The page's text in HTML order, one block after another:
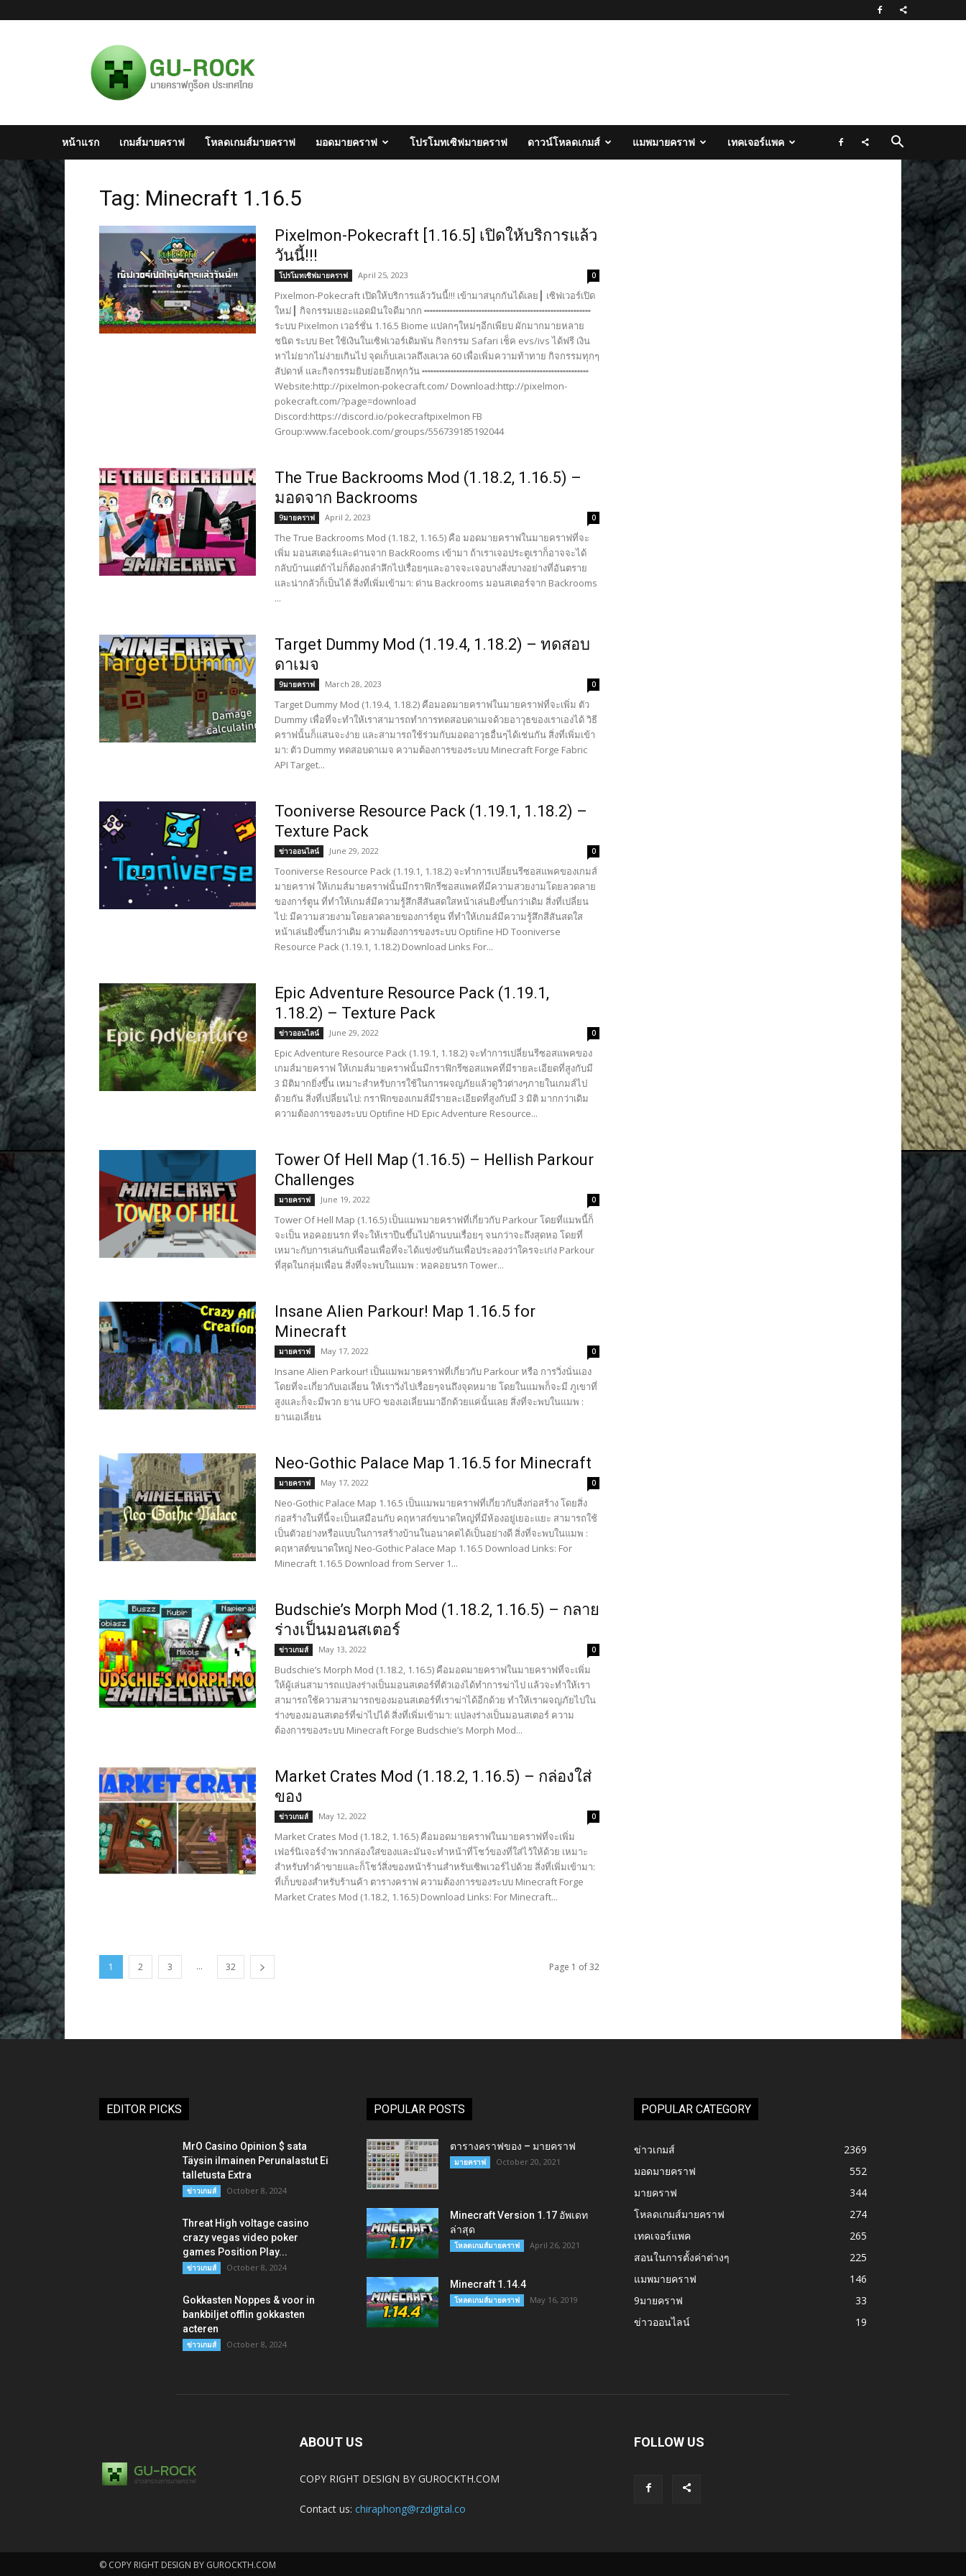
มาย
ครา
ฟไทย
สังคม
มาย
ประเทศไทย
หน้าแรก เกมส์มายคราฟ โหลดเกมส์มายคราฟ มอดมายคราฟ โปรโมทเซิฟมายคราฟ ดาวน์โหลดเกมส์ แมพมายคราฟ เทคเจอร์แพค
Tag: Minecraft 1.16.5
Pixelmon-Pokecraft [1.16.5] เปิดให้บริการแล้ว
วันนี้!!!
โปรโมทเซิฟมายคราฟ April 25, 2023 0
Pixelmon-Pokecraft เปิดให้บริการแล้ววันนี้!!! เข้ามาสนุกกันได้เลย┃ เซิฟเวอร์เปิด
ใหม่┃ กิจกรรมเยอะแอดมินใจดีมากก ╍╍╍╍╍╍╍╍╍╍╍╍╍╍╍╍╍╍╍╍╍╍╍╍╍╍╍╍╍
ระบบ Pixelmon เวอร์ชั่น 1.16.5 Biome แปลกๆใหม่ๆอีกเพียบ ผักมากมายหลาย
ชนิด ระบบ Bet ใช้เงินในเซิฟเวอร์เดิมพัน กิจกรรม Safari เช็ค evs/ivs ได้ฟรี เงิน
หาไม่ยากไม่ง่ายเกินไป จุดเก็บเลเวลถึงเลเวล 60 เพื่อเพิ่มความท้าทาย กิจกรรมทุกๆ
สัปดาห์ และกิจกรรมยิบย่อยอีกทุกวัน ╍╍╍╍╍╍╍╍╍╍╍╍╍╍╍╍╍╍╍╍╍╍╍╍╍╍╍╍╍
Website:http://pixelmon-pokecraft.com/ Download:http://pixelmon-
pokecraft.com/?page=download
Discord:https://discord.io/pokecraftpixelmon FB
Group:www.facebook.com/groups/556739185192044
The True Backrooms Mod (1.18.2, 1.16.5) –
มอดจาก Backrooms
9มายคราฟ April 2, 2023 0
The True Backrooms Mod (1.18.2, 1.16.5) คือ มอดมายคราฟในมายคราฟที่จะ
เพิ่ม มอนสเตอร์และด่านจาก BackRooms เข้ามา ถ้าเราเจอประตูเราก็อาจจะได้
กลับบ้านแต่ถ้าไม่ก็ต้องถลำลึกไปเรื่อยๆและอาจจะเจอบางสิ่งบางอย่างที่อันตราย
และน่ากลัวก็เป็นได้ สิ่งที่เพิ่มเข้ามา: ด่าน Backrooms มอนสเตอร์จาก Backrooms
...
Target Dummy Mod (1.19.4, 1.18.2) – ทดสอบ
ดาเมจ
9มายคราฟ March 28, 2023 0
Target Dummy Mod (1.19.4, 1.18.2) คือมอดมายคราฟในมายคราฟที่จะเพิ่ม ตัว
Dummy เพื่อที่จะทำให้เราสามารถทำการทดสอบดาเมจด้วยอาวุธของเราเองได้ วิธี
คราฟนั้นก็แสนจะง่าย และสามารถใช้ร่วมกับมอดอาวุธอื่นๆได้เช่นกัน สิ่งที่เพิ่มเข้า
มา: ตัว Dummy ทดสอบดาเมจ ความต้องการของระบบ Minecraft Forge Fabric
API Target...
Tooniverse Resource Pack (1.19.1, 1.18.2) –
Texture Pack
ข่าวออนไลน์ June 29, 2022 0
Tooniverse Resource Pack (1.19.1, 1.18.2) จะทำการเปลี่ยนรีซอสแพคของเกมส์
มายคราฟ ให้เกมส์มายคราฟนั้นมีกราฟิกรีซอสแพคที่มีความสวยงามโดยลวดลาย
ของการ์ตูน ที่ทำให้เกมส์มีความรู้สึกสีสันสดใสหน้าเล่นยิงขึ้นกว่าเดิม สิ่งที่เปลี่ยน
ไป: มีความสวยงามโดยลวดลายของการ์ตูน ที่ทำให้เกมส์มีความรู้สึกสีสันสดใส
หน้าเล่นยิงขึ้นกว่าเดิม ความต้องการของระบบ Optifine HD Tooniverse
Resource Pack (1.19.1, 1.18.2) Download Links For...
Epic Adventure Resource Pack (1.19.1,
1.18.2) – Texture Pack
ข่าวออนไลน์ June 29, 2022 0
Epic Adventure Resource Pack (1.19.1, 1.18.2) จะทำการเปลี่ยนรีซอสแพคของ
เกมส์มายคราฟ ให้เกมส์มายคราฟนั้นมีกราฟิกรีซอสแพคที่มีรายละเอียดที่สูงกับมี
3 มิติมากยิ่งขึ้น เหมาะสำหรับการใช้ในการผจญภัยแล้วดูวิวต่างๆภายในเกมส์ไป
ด้วยกัน สิ่งที่เปลี่ยนไป: กราฟิกของเกมส์มีรายละเอียดที่สูงกับมี 3 มิติ มากกว่าเดิม
ความต้องการของระบบ Optifine HD Epic Adventure Resource...
Tower Of Hell Map (1.16.5) – Hellish Parkour
Challenges
มายคราฟ June 19, 2022 0
Tower Of Hell Map (1.16.5) เป็นแมพมายคราฟที่เกี่ยวกับ Parkour โดยที่แมพนี้ก็
จะเป็น หอคอยนรก ที่จะให้เราปีนขึ้นไปด้านบนเรื่อยๆ จนกว่าจะถึงสุดหอ โดยที่
เหมาะกับการเล่นกับเพื่อนเพื่อที่จะได้แข่งขันกันเพื่อประลองว่าใครจะเก่ง Parkour
ที่สุดในกลุ่มเพื่อน สิ่งที่จะพบในแมพ : หอคอยนรก Tower...
Insane Alien Parkour! Map 1.16.5 for
Minecraft
มายคราฟ May 17, 2022 0
Insane Alien Parkour! เป็นแมพมายคราฟที่เกี่ยวกับ Parkour หรือ การวิ่งนั่นเอง
โดยที่จะเกี่ยวกับเอเลี่ยน ให้เราวิ่งไปเรื่อยๆจนถึงจุดหมาย โดยในแมพก็จะมี ภูเขาที่
สูงและก็จะมีพวก ยาน UFO ของเอเลี่ยนมาอีกด้วยแค่นั้นเลย สิ่งที่จะพบในแมพ :
ยานเอเลี่ยน
Neo-Gothic Palace Map 1.16.5 for Minecraft
มายคราฟ May 17, 2022 0
Neo-Gothic Palace Map 1.16.5 เป็นแมพมายคราฟที่เกี่ยวกับสิ่งก่อสร้าง โดยสิ่ง
ก่อสร้างในที่นี้จะเป็นเสมือนกับ คฤหาสถ์ขนาดใหญ่ที่มีห้องอยู่เยอะแยะ สามารถใช้
เป็นตัวอย่างหรือแบบในการสร้างบ้านในอนาคตได้เป็นอย่างดี สิ่งที่จะพบในแมพ :
คฤหาสต์ขนาดใหญ่ Neo-Gothic Palace Map 1.16.5 Download Links: For
Minecraft 1.16.5 Download from Server 1...
Budschie’s Morph Mod (1.18.2, 1.16.5) – กลาย
ร่างเป็นมอนสเตอร์
ข่าวเกมส์ May 13, 2022 0
Budschie’s Morph Mod (1.18.2, 1.16.5) คือมอดมายคราฟในมายคราฟที่จะเพิ่ม
ให้ผู้เล่นสามารถเเปลงร่างเป็นมอนสเตอร์ที่ตัวเองได้ทำการฆ่าไป เเล้วจะทำให้เรา
สามารถใช้ความสามารถของมอนสเตอร์ที่เราฆ่าได้อีกด้วย ทำให้เราผจญภัยไปใน
ร่างของมอนสเตอร์ที่ฆ่าไปได้ สิ่งที่เพิ่มเข้ามา: แปลงร่างเป็นมอนสเตอร์ ความ
ต้องการของระบบ Minecraft Forge Budschie’s Morph Mod...
Market Crates Mod (1.18.2, 1.16.5) – กล่องใส่
ของ
ข่าวเกมส์ May 12, 2022 0
Market Crates Mod (1.18.2, 1.16.5) คือมอดมายคราฟในมายคราฟที่จะเพิ่ม
เฟอร์นิเจอร์จำพวกกล่องใส่ของและมันจะทำหน้าที่โชว์ของที่ใส่ไว้ให้ด้วย เหมาะ
สำหรับทำค้าขายและก็โชว์สิ่งของหน้าร้านสำหรับเซิพเวอร์ไปด้วย สิ่งที่เพิ่มเข้ามา:
ที่เก็บของสำหรับร้านค้า ตารางคราฟ ความต้องการของระบบ Minecraft Forge
Market Crates Mod (1.18.2, 1.16.5) Download Links: For Minecraft...
1 2 3 ... 32 Page 1 of 32
EDITOR PICKS
MrO Casino Opinion $ sata
Täysin ilmainen Perunalastut Ei
talletusta Extra
ข่าวเกมส์ October 8, 2024
Threat High voltage casino
crazy vegas video poker
games Position Play...
ข่าวเกมส์ October 8, 2024
Gokkasten Noppes & voor in
bankbiljet offlin gokkasten
acteren
ข่าวเกมส์ October 8, 2024
POPULAR POSTS
ตารางคราฟของ – มายคราฟ
มายคราฟ October 20, 2021
Minecraft Version 1.17 อัพเดท
ล่าสุด
โหลดเกมส์มายคราฟ April 26, 2021
Minecraft 1.14.4
โหลดเกมส์มายคราฟ May 16, 2019
POPULAR CATEGORY
ข่าวเกมส์
2369
มอดมายคราฟ
552
มายคราฟ
344
โหลดเกมส์มายคราฟ
274
เทคเจอร์แพค
265
สอนในการตั้งค่าต่างๆ
225
แมพมายคราฟ
146
9มายคราฟ
33
ข่าวออนไลน์
19
ABOUT US
COPY RIGHT DESIGN BY GUROCKTH.COM
Contact us: chiraphong@rzdigital.co
FOLLOW US
© COPY RIGHT DESIGN BY GUROCKTH.COM